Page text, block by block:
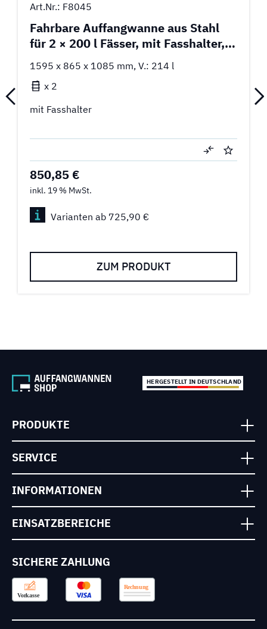
Art.Nr.: F8045
Fahrbare Auffangwanne aus Stahl
für 2 × 200 l Fässer, mit Fasshalter,
verzinkt
1595 x 865 x 1085 mm, V.: 214 l
x 2
mit Fasshalter
850,85 €
inkl. 19 % MwSt.
Varianten ab 725,90 €
ZUM PRODUKT
HERGESTELLT IN DEUTSCHLAND
PRODUKTE
SERVICE
INFORMATIONEN
EINSATZBEREICHE
SICHERE ZAHLUNG